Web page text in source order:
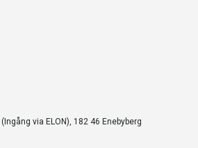
via ELON), 182 46 Enebyberg